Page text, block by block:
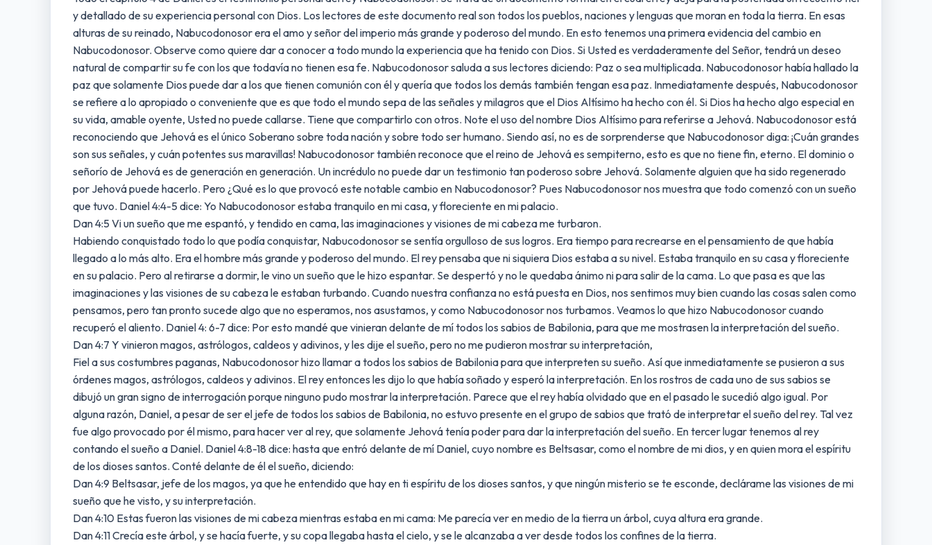
y detallado de su experiencia personal con Dios. Los lectores de este documento real son todos los pueblos, naciones y lenguas que moran en toda la tierra. En esas
alturas de su reinado, Nabucodonosor era el amo y señor del imperio más grande y poderoso del mundo. En esto tenemos una primera evidencia del cambio en
Nabucodonosor. Observe como quiere dar a conocer a todo mundo la experiencia que ha tenido con Dios. Si Usted es verdaderamente del Señor, tendrá un deseo
natural de compartir su fe con los que todavía no tienen esa fe. Nabucodonosor saluda a sus lectores diciendo: Paz o sea multiplicada. Nabucodonosor había hallado la
paz que solamente Dios puede dar a los que tienen comunión con él y quería que todos los demás también tengan esa paz. Inmediatamente después, Nabucodonosor
se refiere a lo apropiado o conveniente que es que todo el mundo sepa de las señales y milagros que el Dios Altísimo ha hecho con él. Si Dios ha hecho algo especial en
su vida, amable oyente, Usted no puede callarse. Tiene que compartirlo con otros. Note el uso del nombre Dios Altísimo para referirse a Jehová. Nabucodonosor está
reconociendo que Jehová es el único Soberano sobre toda nación y sobre todo ser humano. Siendo así, no es de sorprenderse que Nabucodonosor diga: ¡Cuán grandes
son sus señales, y cuán potentes sus maravillas! Nabucodonosor también reconoce que el reino de Jehová es sempiterno, esto es que no tiene fin, eterno. El dominio o
señorío de Jehová es de generación en generación. Un incrédulo no puede dar un testimonio tan poderoso sobre Jehová. Solamente alguien que ha sido regenerado
por Jehová puede hacerlo. Pero ¿Qué es lo que provocó este notable cambio en Nabucodonosor? Pues Nabucodonosor nos muestra que todo comenzó con un sueño
que tuvo. Daniel 4:4-5 dice: Yo Nabucodonosor estaba tranquilo en mi casa, y floreciente en mi palacio.
Dan 4:5 Vi un sueño que me espantó, y tendido en cama, las imaginaciones y visiones de mi cabeza me turbaron.
Habiendo conquistado todo lo que podía conquistar, Nabucodonosor se sentía orgulloso de sus logros. Era tiempo para recrearse en el pensamiento de que había
llegado a lo más alto. Era el hombre más grande y poderoso del mundo. El rey pensaba que ni siquiera Dios estaba a su nivel. Estaba tranquilo en su casa y floreciente
en su palacio. Pero al retirarse a dormir, le vino un sueño que le hizo espantar. Se despertó y no le quedaba ánimo ni para salir de la cama. Lo que pasa es que las
imaginaciones y las visiones de su cabeza le estaban turbando. Cuando nuestra confianza no está puesta en Dios, nos sentimos muy bien cuando las cosas salen como
pensamos, pero tan pronto sucede algo que no esperamos, nos asustamos, y como Nabucodonosor nos turbamos. Veamos lo que hizo Nabucodonosor cuando
recuperó el aliento. Daniel 4: 6-7 dice: Por esto mandé que vinieran delante de mí todos los sabios de Babilonia, para que me mostrasen la interpretación del sueño.
Dan 4:7 Y vinieron magos, astrólogos, caldeos y adivinos, y les dije el sueño, pero no me pudieron mostrar su interpretación,
Fiel a sus costumbres paganas, Nabucodonosor hizo llamar a todos los sabios de Babilonia para que interpreten su sueño. Así que inmediatamente se pusieron a sus
órdenes magos, astrólogos, caldeos y adivinos. El rey entonces les dijo lo que había soñado y esperó la interpretación. En los rostros de cada uno de sus sabios se
dibujó un gran signo de interrogación porque ninguno pudo mostrar la interpretación. Parece que el rey había olvidado que en el pasado le sucedió algo igual. Por
alguna razón, Daniel, a pesar de ser el jefe de todos los sabios de Babilonia, no estuvo presente en el grupo de sabios que trató de interpretar el sueño del rey. Tal vez
fue algo provocado por él mismo, para hacer ver al rey, que solamente Jehová tenía poder para dar la interpretación del sueño. En tercer lugar tenemos al rey
contando el sueño a Daniel. Daniel 4:8-18 dice: hasta que entró delante de mí Daniel, cuyo nombre es Beltsasar, como el nombre de mi dios, y en quien mora el espíritu
de los dioses santos. Conté delante de él el sueño, diciendo:
Dan 4:9 Beltsasar, jefe de los magos, ya que he entendido que hay en ti espíritu de los dioses santos, y que ningún misterio se te esconde, declárame las visiones de mi
sueño que he visto, y su interpretación.
Dan 4:10 Estas fueron las visiones de mi cabeza mientras estaba en mi cama: Me parecía ver en medio de la tierra un árbol, cuya altura era grande.
Dan 4:11 Crecía este árbol, y se hacía fuerte, y su copa llegaba hasta el cielo, y se le alcanzaba a ver desde todos los confines de la tierra.